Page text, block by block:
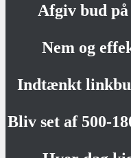
Afgiv bud
Nem og
Indtænkt
Bliv set af 500-